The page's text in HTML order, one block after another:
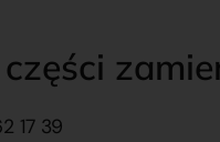
części
17 39